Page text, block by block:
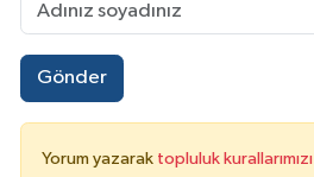
Gönder
Yorum yazarak topluluk kurallarımızı